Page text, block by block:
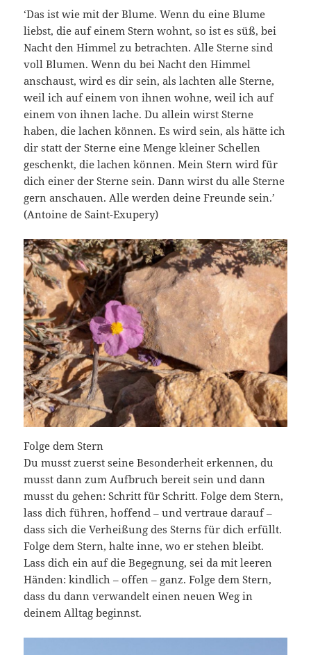
‘Das ist wie mit der Blume. Wenn du eine Blume
liebst, die auf einem Stern wohnt, so ist es süß, bei
Nacht den Himmel zu betrachten. Alle Sterne sind
voll Blumen. Wenn du bei Nacht den Himmel
anschaust, wird es dir sein, als lachten alle Sterne,
weil ich auf einem von ihnen wohne, weil ich auf
einem von ihnen lache. Du allein wirst Sterne
haben, die lachen können. Es wird sein, als hätte ich
dir statt der Sterne eine Menge kleiner Schellen
geschenkt, die lachen können. Mein Stern wird für
dich einer der Sterne sein. Dann wirst du alle Sterne
gern anschauen. Alle werden deine Freunde sein.’
(Antoine de Saint-Exupery)
Folge dem Stern
Du musst zuerst seine Besonderheit erkennen, du
musst dann zum Aufbruch bereit sein und dann
musst du gehen: Schritt für Schritt. Folge dem Stern,
lass dich führen, hoffend – und vertraue darauf –
dass sich die Verheißung des Sterns für dich erfüllt.
Folge dem Stern, halte inne, wo er stehen bleibt.
Lass dich ein auf die Begegnung, sei da mit leeren
Händen: kindlich – offen – ganz. Folge dem Stern,
dass du dann verwandelt einen neuen Weg in
deinem Alltag beginnst.